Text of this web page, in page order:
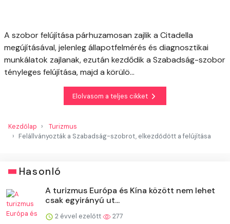
A szobor felújítása párhuzamosan zajlik a Citadella
megújításával, jelenleg állapotfelmérés és diagnosztikai
munkálatok zajlanak, ezután kezdődik a Szabadság-szobor
tényleges felújítása, majd a körülö...
Elolvasom a teljes cikket
Kezdőlap
Turizmus
Felállványozták a Szabadság-szobrot, elkezdődött a felújítása
Hasonló
A turizmus Európa és Kína között nem lehet
csak egyirányú ut...
2 évvel ezelőtt 277